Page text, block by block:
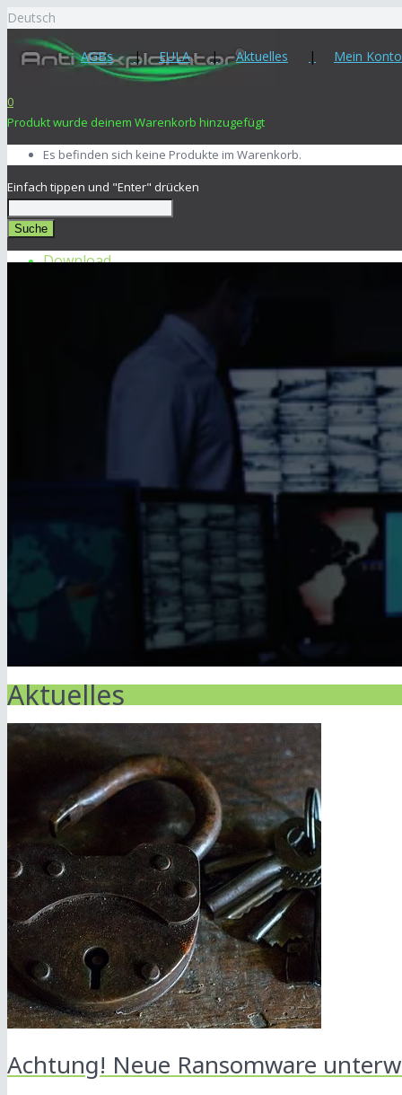
Deutsch
AGBs EULA Aktuelles Mein Konto
0
Produktwurde deinem Warenkorb hinzugefügt
Es befinden sich keine Produkte im Warenkorb.
Einfach tippen und "Enter" drücken
Suche
Download
Erreichen Sie uns
Aktuelles
Achtung! Neue Ransomware